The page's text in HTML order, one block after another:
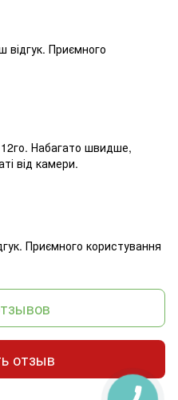
Приємного
Набагато швидше,
від камери.
Приємного користування
отзыв